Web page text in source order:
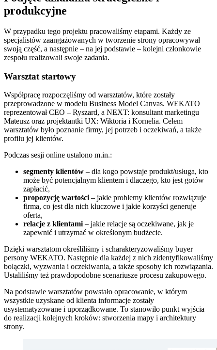
produkcyjne
W przypadku tego projektu pracowaliśmy etapami. Każdy ze
specjalistów zaangażowanych w tworzenie strony opracowywał
swoją część, a następnie – na jej podstawie – kolejni członkowie
zespołu realizowali swoje zadania.
Warsztat startowy
Współpracę rozpoczęliśmy od warsztatów, które zostały
przeprowadzone w modelu Business Model Canvas. WEKATO
reprezentował CEO – Ryszard, a NEXT: konsultant marketingu
Mateusz oraz projektantki UX: Wiktoria i Kornelia. Celem
warsztatów było poznanie firmy, jej potrzeb i oczekiwań, a także
profilu jej klientów.
Podczas sesji online ustalono m.in.:
segmenty klientów – dla kogo powstaje produkt/usługa, kto
może być potencjalnym klientem i dlaczego, kto jest gotów
zapłacić,
propozycję wartości– jakie problemy klientów rozwiązuje
firma, co jest dla nich kluczowe i jakie korzyści generuje
oferta,
relacje z klientami– jakie relacje są oczekiwane, jak je
zapewnić i utrzymać w określonym budżecie.
Dzięki warsztatom określiliśmy i scharakteryzowaliśmy buyer
persony WEKATO. Następnie dla każdej z nich zidentyfikowaliśmy
bolączki, wyzwania i oczekiwania, a także sposoby ich rozwiązania.
Ustaliliśmy też prawdopodobne scenariusze procesu zakupowego.
Na podstawie warsztatów powstało opracowanie, w którym
wszystkie uzyskane od klienta informacje zostały
usystematyzowane i uporządkowane. To stanowiło punkt wyjścia
do realizacji kolejnych kroków: stworzenia mapy i architektury
strony.